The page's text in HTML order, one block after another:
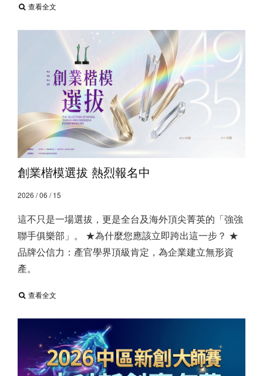
查看全文
創業楷模選拔 熱烈報名中
2026 / 06 / 15
這不只是一場選拔，更是全台及海外頂尖菁英的「強強
聯手俱樂部」。 ★為什麼您應該立即跨出這一步？ ★
品牌公信力：產官學界頂級肯定，為企業建立無形資
產。
查看全文